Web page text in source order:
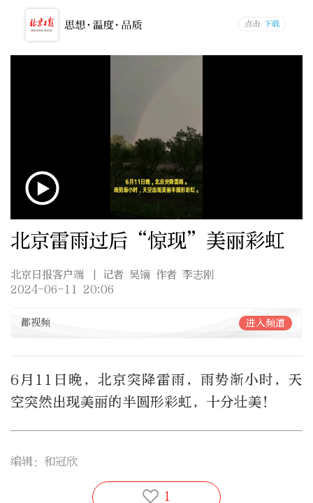
北京雷雨过后“惊现”美丽彩虹
北京日报客户端
| 记者 吴镝 作者 李志刚
2024-06-11 20:06
都视频 进入频道
6月11日晚，北京突降雷雨，雨势渐小时，天
空突然出现美丽的半圆形彩虹，十分壮美！
编辑：和冠欣
1